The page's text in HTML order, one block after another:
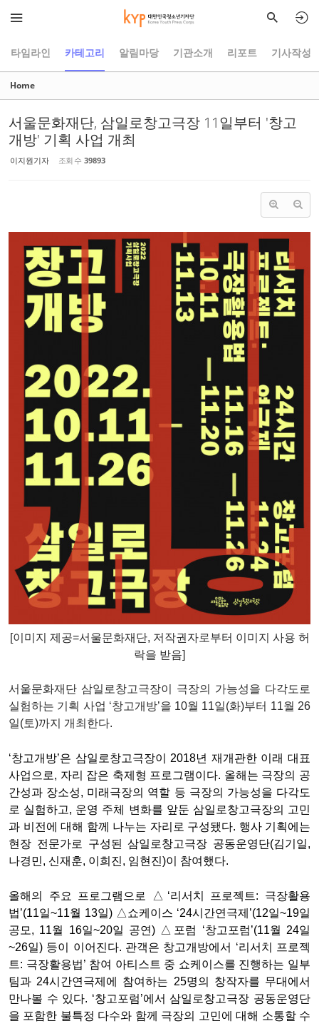
타임라인 카테고리 알림마당 기관소개 리포트 기사작성
Home
서울문화재단, 삼일로창고극장 11일부터 '창고
개방' 기획 사업 개최
이지원기자 조회 수 39893
[이미지 제공=서울문화재단, 저작권자로부터 이미지 사용 허
락을 받음]
서울문화재단 삼일로창고극장이 극장의 가능성을 다각도로
실험하는 기획 사업 ‘창고개방’을 10월 11일(화)부터 11월 26
일(토)까지 개최한다.
‘창고개방’은 삼일로창고극장이 2018년 재개관한 이래 대표
사업으로, 자리 잡은 축제형 프로그램이다. 올해는 극장의 공
간성과 장소성, 미래극장의 역할 등 극장의 가능성을 다각도
로 실험하고, 운영 주체 변화를 앞둔 삼일로창고극장의 고민
과 비전에 대해 함께 나누는 자리로 구성됐다. 행사 기획에는
현장 전문가로 구성된 삼일로창고극장 공동운영단(김기일,
나경민, 신재훈, 이희진, 임현진)이 참여했다.
올해의 주요 프로그램으로 △‘리서치 프로젝트: 극장활용
법’(11일~11월 13일) △쇼케이스 ‘24시간연극제’(12일~19일
공모, 11월 16일~20일 공연) △포럼 ‘창고포럼’(11월 24일
~26일) 등이 이어진다. 관객은 창고개방에서 ‘리서치 프로젝
트: 극장활용법’ 참여 아티스트 중 쇼케이스를 진행하는 일부
팀과 24시간연극제에 참여하는 25명의 창작자를 무대에서
만나볼 수 있다. ‘창고포럼’에서 삼일로창고극장 공동운영단
을 포함한 불특정 다수와 함께 극장의 고민에 대해 소통할 수
Sketchbook5, 스케치북5